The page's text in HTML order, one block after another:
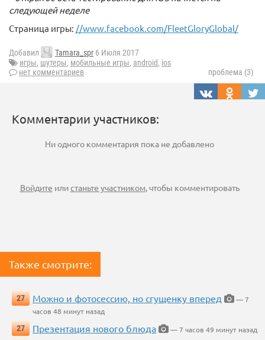
следующей неделе
Страница игры: //www.facebook.com/FleetGloryGlobal/
Добавил Tamara_spr 6 Июля 2017
игры, шутеры, мобильные игры, android, ios
нет комментариев
проблема (3)
Комментарии участников:
Ни одного комментария пока не добавлено
Войдите илистаньте участником, чтобы комментировать
Также смотрите:
27 Можно и фотосессию, но сгущенку вперед
— 7
часов 48 минут назад
27
Презентация нового блюда
— 7 часов 49 минут назад